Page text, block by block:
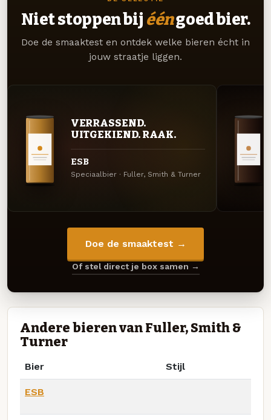
Niet stoppen bij ééngoed bier.
Doe de smaaktest en ontdek welke bieren écht in
jouw straatje liggen.
VERRASSEND.
UITGEKIEND. RAAK.
ESB
Speciaalbier · Fuller, Smith & Turner
Doe de smaaktest →
Of stel direct je box samen →
Andere bieren van Fuller, Smith &
Turner
Bier Stijl
ESB